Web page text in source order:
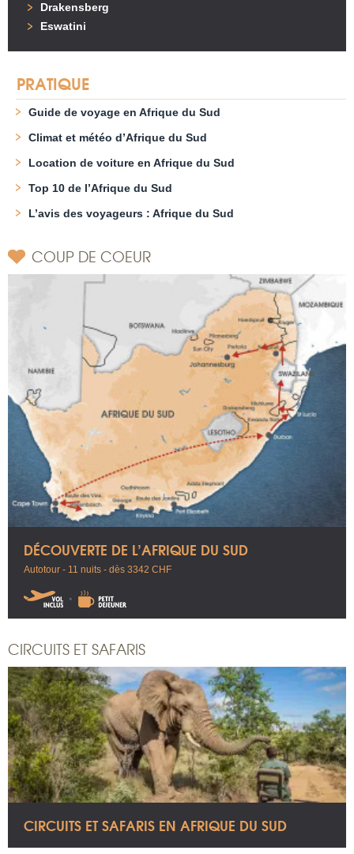
Drakensberg
Eswatini
PRATIQUE
Guide de voyage en Afrique du Sud
Climat et météo d’Afrique du Sud
Location de voiture en Afrique du Sud
Top 10 de l’Afrique du Sud
L’avis des voyageurs : Afrique du Sud
COUP DE COEUR
DÉCOUVERTE DE L’AFRIQUE DU SUD
Autotour - 11 nuits - dès 3342 CHF
CIRCUITS ET SAFARIS
CIRCUITS ET SAFARIS EN AFRIQUE DU SUD